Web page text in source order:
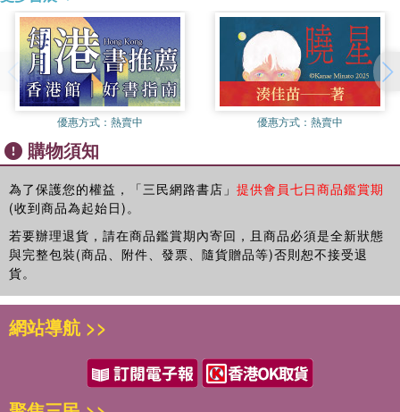
──股神巴菲特（Warren Edward Buffett），美國企業家
塔木德改變了我對財富的觀點，也改變了我的一生。直到今天我還
每天讀上一回，以重溫猶太智者的教誨。
――洛克菲勒（John Davison Rockefeller），美國實業家、全球首
擇。
塔木德為我們開啟了一扇通往財富與自由的大門。
――索羅斯（George Soros），全球知名的投資大亨
管理最重要的品質是保持正確的心態，《塔木德》是讓我們內心寧
靜的教義。
――格林斯潘（Alan Greenspan），美國經濟政策權威
第5章：傳道
第6章：米示拿的彙編
第7章：巴比倫尼亞詮者
第8章：巴勒斯坦詮者
第9章：《巴比倫塔木德》之編輯
第10章：塔木德釋經傳統
第11章：塔木德的印刷
第12章：打壓與查禁
第二部：架構與內容
第13章：塔木德的架構
第15章：塔木德的主題
第16章：禱詞與祝禱
第17章：安息日
第18章：節日
第19章：結婚與離婚
第21章：民法（金融法）
第22章：刑法
第23章：獻祭
優惠方式： 熱賣中 優惠方式： 熱賣中
購物須知
為了保護您的權益，「三民網路書店」 提供會員七日商品鑑賞期
(收到商品為起始日)。
若要辦理退貨，請在商品鑑賞期內寄回，且商品必須是全新狀態
與完整包裝(商品、附件、發票、隨貨贈品等)否則恕不接受退
貨。
網站導航 >>